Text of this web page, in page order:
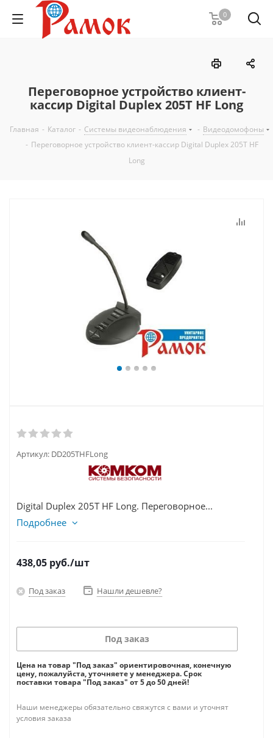
0
Переговорное устройство клиент-
кассир Digital Duplex 205Т HF Long
Главная - Каталог - Системы видеонаблюдения - Видеодомофоны
- Переговорное устройство клиент-кассир Digital Duplex 205Т HF
Long
Артикул: DD205THFLong
Digital Duplex 205Т HF Long. Переговорное...
Подробнее
438,05 руб./шт
Под заказ Нашли дешевле?
Под заказ
Цена на товар "Под заказ" ориентировочная, конечную
цену, пожалуйста, уточняете у менеджера. Срок
поставки товара "Под заказ" от 5 до 50 дней!
Наши менеджеры обязательно свяжутся с вами и уточнят
условия заказа